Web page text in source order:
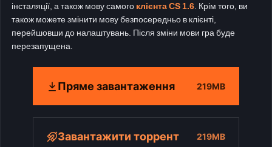
інсталяції, а також мову самого клієнта CS 1.6 . Крім того, ви
також можете змінити мову безпосередньо в клієнті,
перейшовши до налаштувань. Після зміни мови гра буде
перезапущена.
Пряме завантаження 219MB
Завантажити торрент 219MB